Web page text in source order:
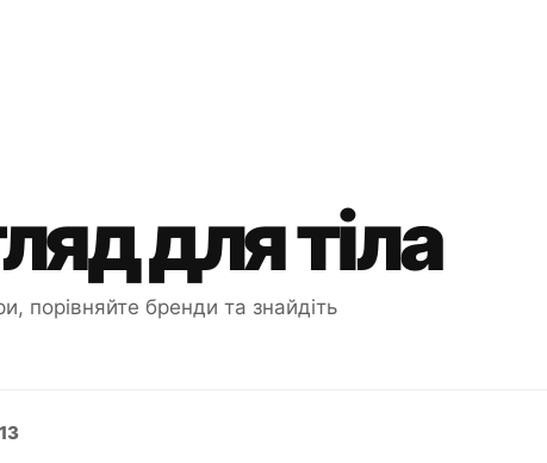
для тіла
порівняйте бренди та знайдіть